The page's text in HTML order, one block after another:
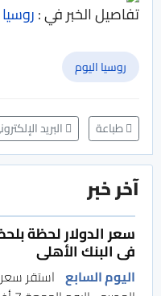
تفاصيل الخبر في :
روسيا اليوم
طباعة البريد
آخر خبر
فى البنك الأهلى
اليوم السابع استقر سعر